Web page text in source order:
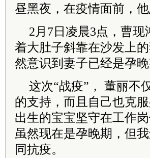
昼黑夜，在疫情面前，
2月7日凌晨3点，曹
着大肚子斜靠在沙发上
然意识到妻子已经是孕晚
这次“战疫”， 董丽不
的支持，而且自己也克
出生的宝宝坚守在工作
虽然现在是孕晚期，但
同抗疫。